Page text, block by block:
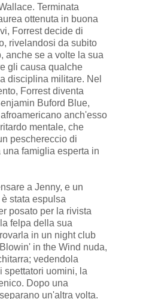
Terminata
ottenuta in buona
Forrest decide di
rivelandosi da subito
anche se a volte la sua
gli causa qualche
disciplina militare. Nel
Forrest diventa
Buford Blue,
anch'esso
mentale, che
peschereccio di
famiglia esperta in
a Jenny, e un
stata espulsa
posato per la rivista
felpa della sua
in un night club
in the Wind nuda,
vedendola
spettatori uomini, la
Dopo una
un'altra volta.